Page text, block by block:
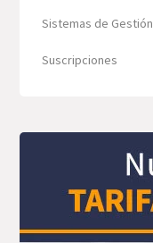
Sistemas de Gestión
Suscripciones